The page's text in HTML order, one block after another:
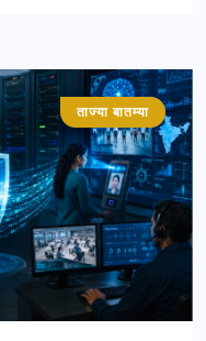
महाराष्ट्र
ताज्या बातम्या